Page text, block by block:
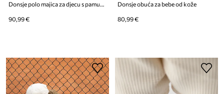
Donsje polo majica za djecu s pamukom
90,99 €
Donsje obuća za bebe od kože
80,99 €